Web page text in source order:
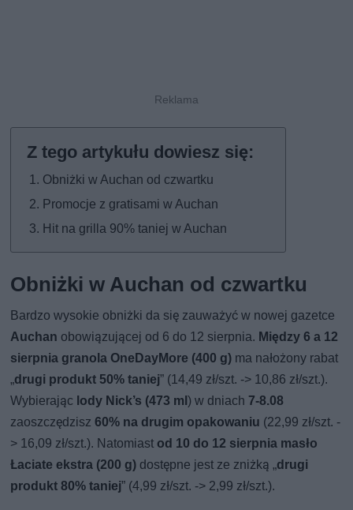
Obniżki w Auchan od czwartku
Promocje z gratisami w Auchan
Hit na grilla 90% taniej w Auchan
Obniżki w Auchan od czwartku
Bardzo wysokie obniżki da się zauważyć w nowej gazetce
Auchan obowiązującej od 6 do 12 sierpnia. Między 6 a 12
sierpnia granola OneDayMore (400 g) ma nałożony rabat
„drugi produkt 50% taniej” (14,49 zł/szt. -> 10,86 zł/szt.).
Wybierając lody Nick’s (473 ml) w dniach 7-8.08
zaoszczędzisz60% na drugim opakowaniu (22,99 zł/szt. -
> 16,09 zł/szt.). Natomiast od 10 do 12 sierpnia masło
Łaciate ekstra (200 g) dostępne jest ze zniżką „drugi
produkt 80% taniej” (4,99 zł/szt. -> 2,99 zł/szt.).